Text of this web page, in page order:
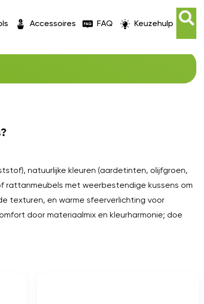
Accessoires FAQ Keuzehulp
natuurlijke kleuren (aardetinten, olijfgroen,
rattanmeubels met weerbestendige kussens om
texturen, en warme sfeerverlichting voor
door materiaalmix en kleurharmonie; doe